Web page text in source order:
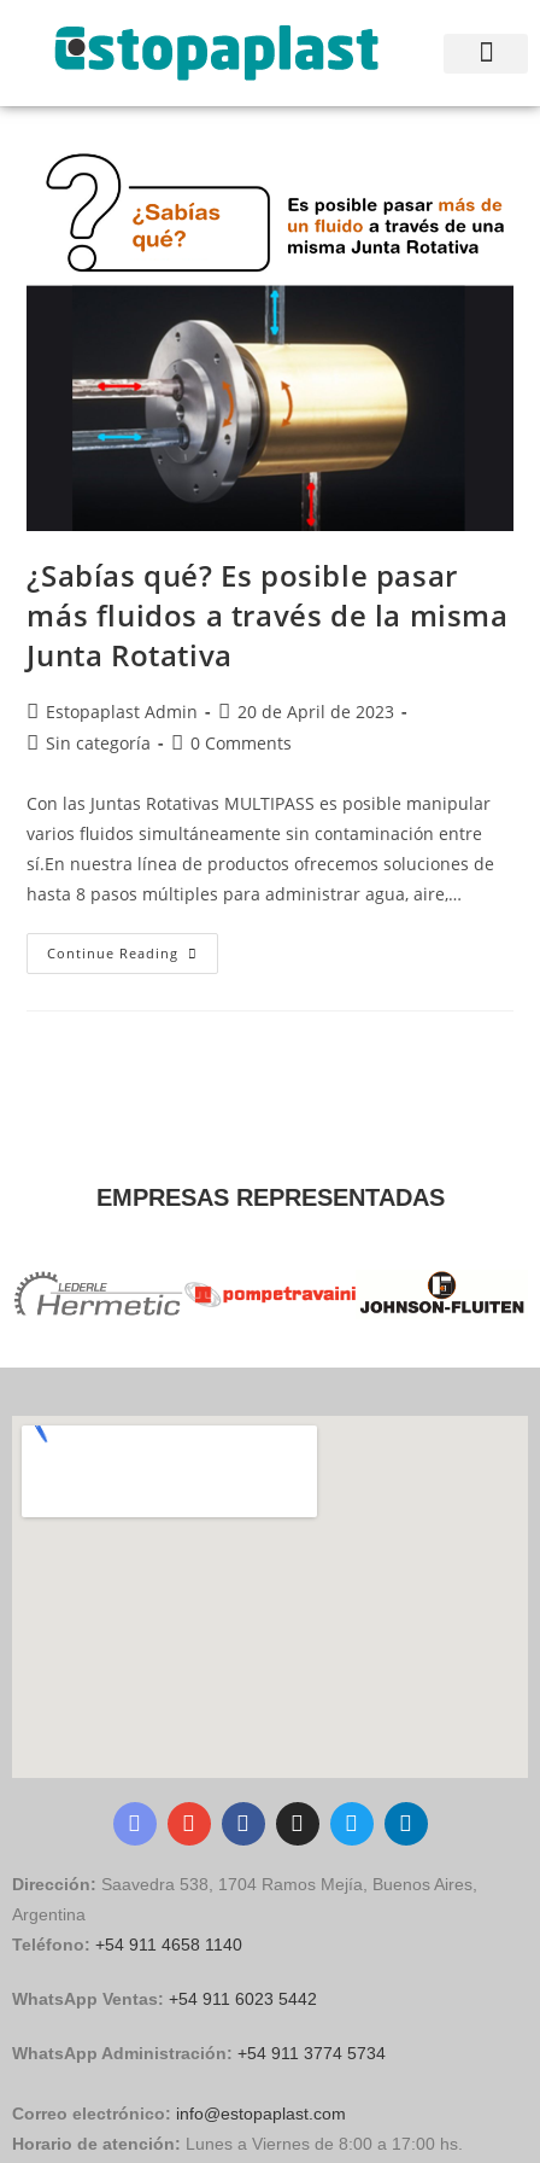
¿Sabías qué? Es posible pasar
más fluidos a través de la misma
Junta Rotativa
Estopaplast Admin
20 de April de 2023
Sin categoría
0 Comments
Con las Juntas Rotativas MULTIPASS es posible manipular
varios fluidos simultáneamente sin contaminación entre
sí.En nuestra línea de productos ofrecemos soluciones de
hasta 8 pasos múltiples para administrar agua, aire,…
Continue Reading
EMPRESAS REPRESENTADAS
Dirección: Saavedra 538, 1704 Ramos Mejía, Buenos Aires,
Argentina
Teléfono: +54 911 4658 1140
WhatsApp Ventas: +54 911 6023 5442
WhatsApp Administración: +54 911 3774 5734
Correo electrónico: info@estopaplast.com
Horario de atención: Lunes a Viernes de 8:00 a 17:00 hs.